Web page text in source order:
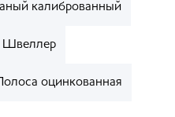
калиброванный
Швеллер
оцинкованная